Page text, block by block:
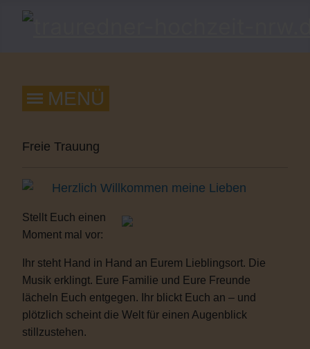
Freie Trauung
Herzlich Willkommen meine Lieben
Stellt Euch einen
Moment mal vor:
Ihr steht Hand in Hand an Eurem Lieblingsort. Die
Musik erklingt. Eure Familie und Eure Freunde
lächeln Euch entgegen. Ihr blickt Euch an – und
plötzlich scheint die Welt für einen Augenblick
stillzustehen.